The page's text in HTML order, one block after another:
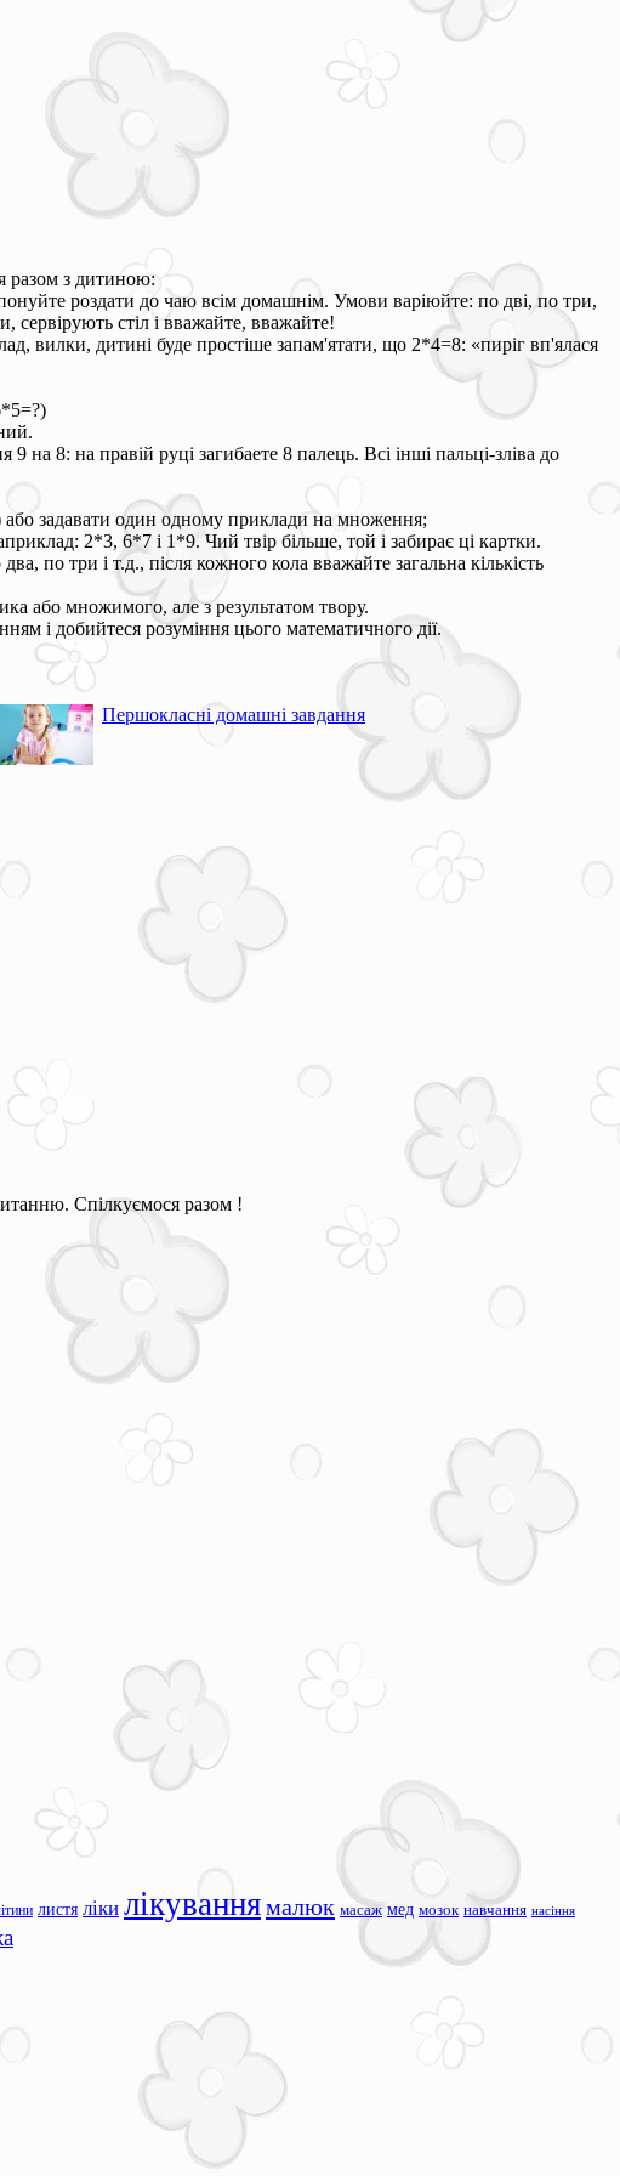
разом з дитиною:
роздати до чаю всім домашнім. Умови варіюйте: по дві, по три,
сервірують стіл і вважайте, вважайте!
вилки, дитині буде простіше запам'ятати, що 2*4=8: «пиріг вп'ялася
8: на правій руці загибаете 8 палець. Всі інші пальці-зліва до
задавати один одному приклади на множення;
2*3, 6*7 і 1*9. Чий твір більше, той і забирає ці картки.
по три і т.д., після кожного кола вважайте загальна кількість
або множимого, але з результатом твору.
і добийтеся розуміння цього математичного дії.
Першокласні домашні завдання
Спілкуємося разом !
листя ліки лікуваннямалюк масаж мед мозок навчання насіння